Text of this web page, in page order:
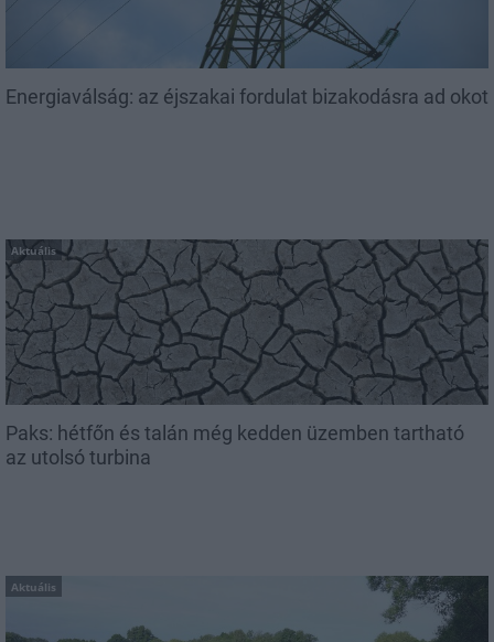
Energiaválság: az éjszakai fordulat bizakodásra ad okot
Aktuális
Paks: hétfőn és talán még kedden üzemben tartható
az utolsó turbina
Aktuális